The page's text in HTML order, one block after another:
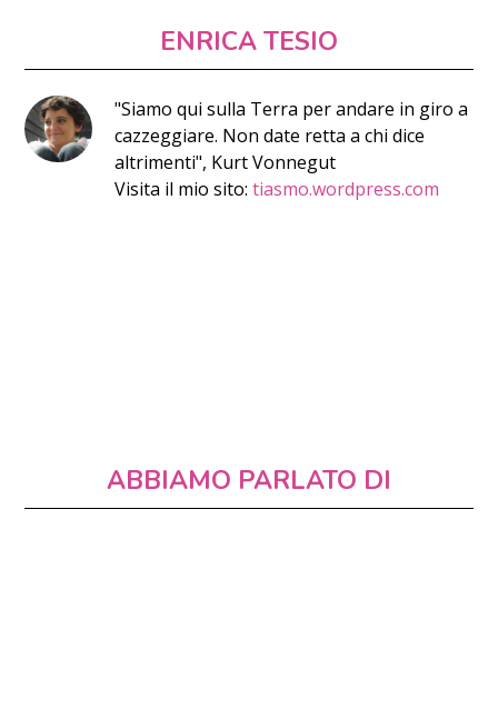
ENRICA TESIO
"Siamo qui sulla Terra per andare in giro a
cazzeggiare. Non date retta a chi dice
altrimenti", Kurt Vonnegut
Visita il mio sito:tiasmo.wordpress.com
ABBIAMO PARLATO DI